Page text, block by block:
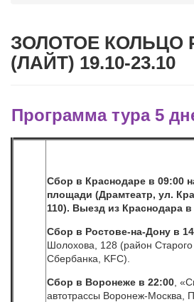
ЗОЛОТОЕ КОЛЬЦО
(ЛАЙТ) 19.10-23.10
Программа тура 5
Сбор в Краснодаре в 09:00
площади (Драмтеатр, ул.
110). Выезд из Краснодара в
Сбор в Ростове-на-Дону в
Шолохова, 128 (район Старого
Сбербанка, KFC).
Сбор в Воронеже в 22:00 ,
автотрассы Воронеж-Москва,